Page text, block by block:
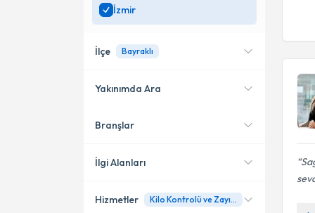
İzmir
İlçe Bayraklı
Bayraklı
Konak
Yakınımda Ara
Konumuma yakın uzmanları
Branşlar
Diyetisyen
İlgi Alanları
Hizmetler Kilo Kontrolü ve Zayıflama